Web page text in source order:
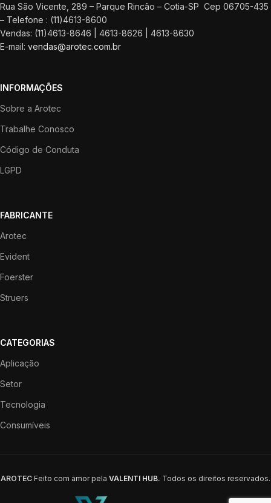
Rua São Vicente, 289 – Parque Rincão – Cotia-SP Cep 06705-435
– Telefone : (11)4613-8600
Vendas: (11)4613-8646 | 4613-8626 | 4613-8630
E-mail: vendas@arotec.com.br
INFORMAÇÕES
Sobre a Arotec
Trabalhe Conosco
Código de Conduta
LGPD
FABRICANTE
Arotec
Evident
Foerster
Struers
CATEGORIAS
Aplicação
Setor
Tecnologia
Consumíveis
AROTEC Feito com amor pela VALENTI HUB. Todos os direitos reservados.